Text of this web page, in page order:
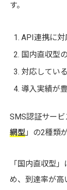
す。
API連携に
国内直収型
対応してい
導入実績が
SMS認証サー
網型 」の2種類
「国内直収型
め、到達率が高